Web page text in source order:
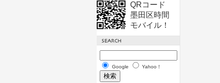
QRコード
墨田区時間
モバイル！
Google Yahoo！